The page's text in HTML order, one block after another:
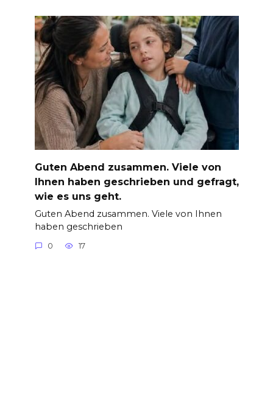
Guten Abend zusammen. Viele von
Ihnen haben geschrieben und gefragt,
wie es uns geht.
Guten Abend zusammen. Viele von Ihnen
haben geschrieben
0 17